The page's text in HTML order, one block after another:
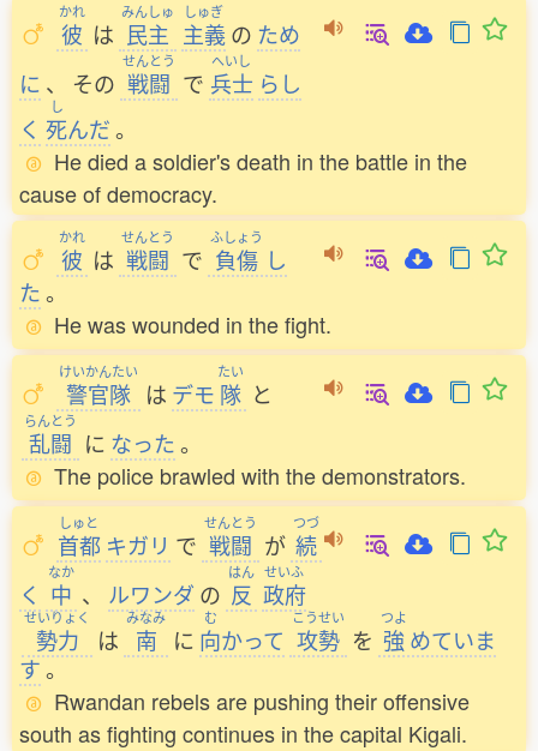
かれ
彼 は
みんしゅ
民主
しゅぎ
主義 の ため
に 、 その
せんとう
戦闘 で
へいし
兵士 らし
く
し
死んだ。
He died a soldier's death in the battle in the
cause of democracy.
かれ
彼 は
せんとう
戦闘 で
ふしょう
負傷 し
た。
He was wounded in the fight.
けいかんたい
警官隊 は デモ
たい
隊 と
らんとう
乱闘 に なった。
The police brawled with the demonstrators.
しゅと
首都 キガリ で
せんとう
戦闘 が
つづ
続
く
なか
中 、 ルワンダ の
はん
反
せいふ
政府
せいりょく
勢力 は
みなみ
南 に
む
向かって
こうせい
攻勢 を
つよ
強 めていま
す。
Rwandan rebels are pushing their offensive
south as fighting continues in the capital Kigali.